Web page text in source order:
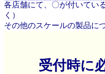
各店舗にて、〇が付いてい
く）
その他のスケールの製品に
受付時に